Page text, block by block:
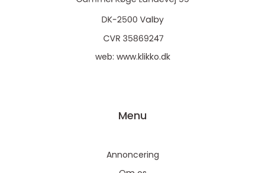
web: www.klikko.dk
Menu
Annoncering